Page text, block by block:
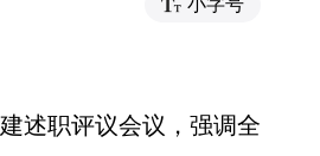
小字号
述职评议会议，强调全